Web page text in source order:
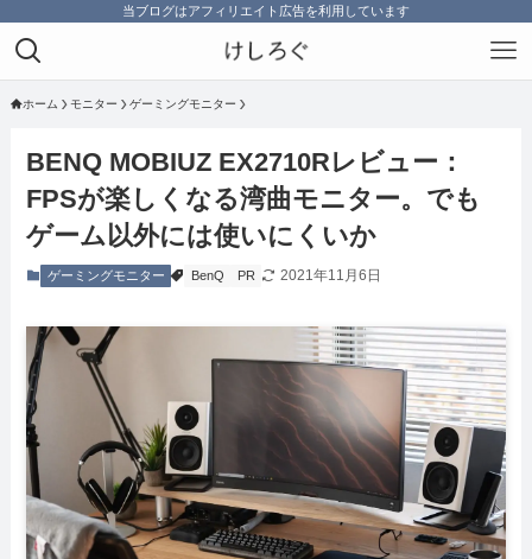
当ブログはアフィリエイト広告を利用しています
ホーム モニター ゲーミングモニター
BENQ MOBIUZ EX2710Rレビュー：
FPSが楽しくなる湾曲モニター。でも
ゲーム以外には使いにくいか
ゲーミングモニター BenQ PR 2021年11月6日